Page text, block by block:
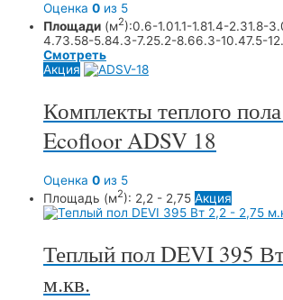
Оценка 0 из 5
Площади (м2):0.6-1.01.1-1.81.4-2.31.8-
4.73.58-5.84.3-7.25.2-8.66.3-10.47.5-
Смотреть
Акция
Комплекты теплого
Ecofloor ADSV 18
Оценка 0 из 5
Площадь (м2): 2,2 - 2,75 Акция
Теплый пол DEVI 395
м.кв.